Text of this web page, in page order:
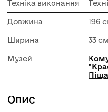
Техніка виконання
Довжина 196
Ширина 33 см
Музей
Опис